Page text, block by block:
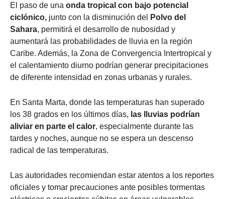
El paso de una onda tropical con bajo potencial
ciclónico, junto con la disminución del
Polvo del
Sahara, permitirá el desarrollo de nubosidad y
aumentará las probabilidades de lluvia en la región
Caribe. Además, la Zona de Convergencia Intertropical y
el calentamiento diurno podrían generar precipitaciones
de diferente intensidad en zonas urbanas y rurales.
En Santa Marta, donde las temperaturas han superado
los 38 grados en los últimos días, las lluvias podrían
aliviar en parte el calor, especialmente durante las
tardes y noches, aunque no se espera un descenso
radical de las temperaturas.
Las autoridades recomiendan estar atentos a los reportes
oficiales y tomar precauciones ante posibles tormentas